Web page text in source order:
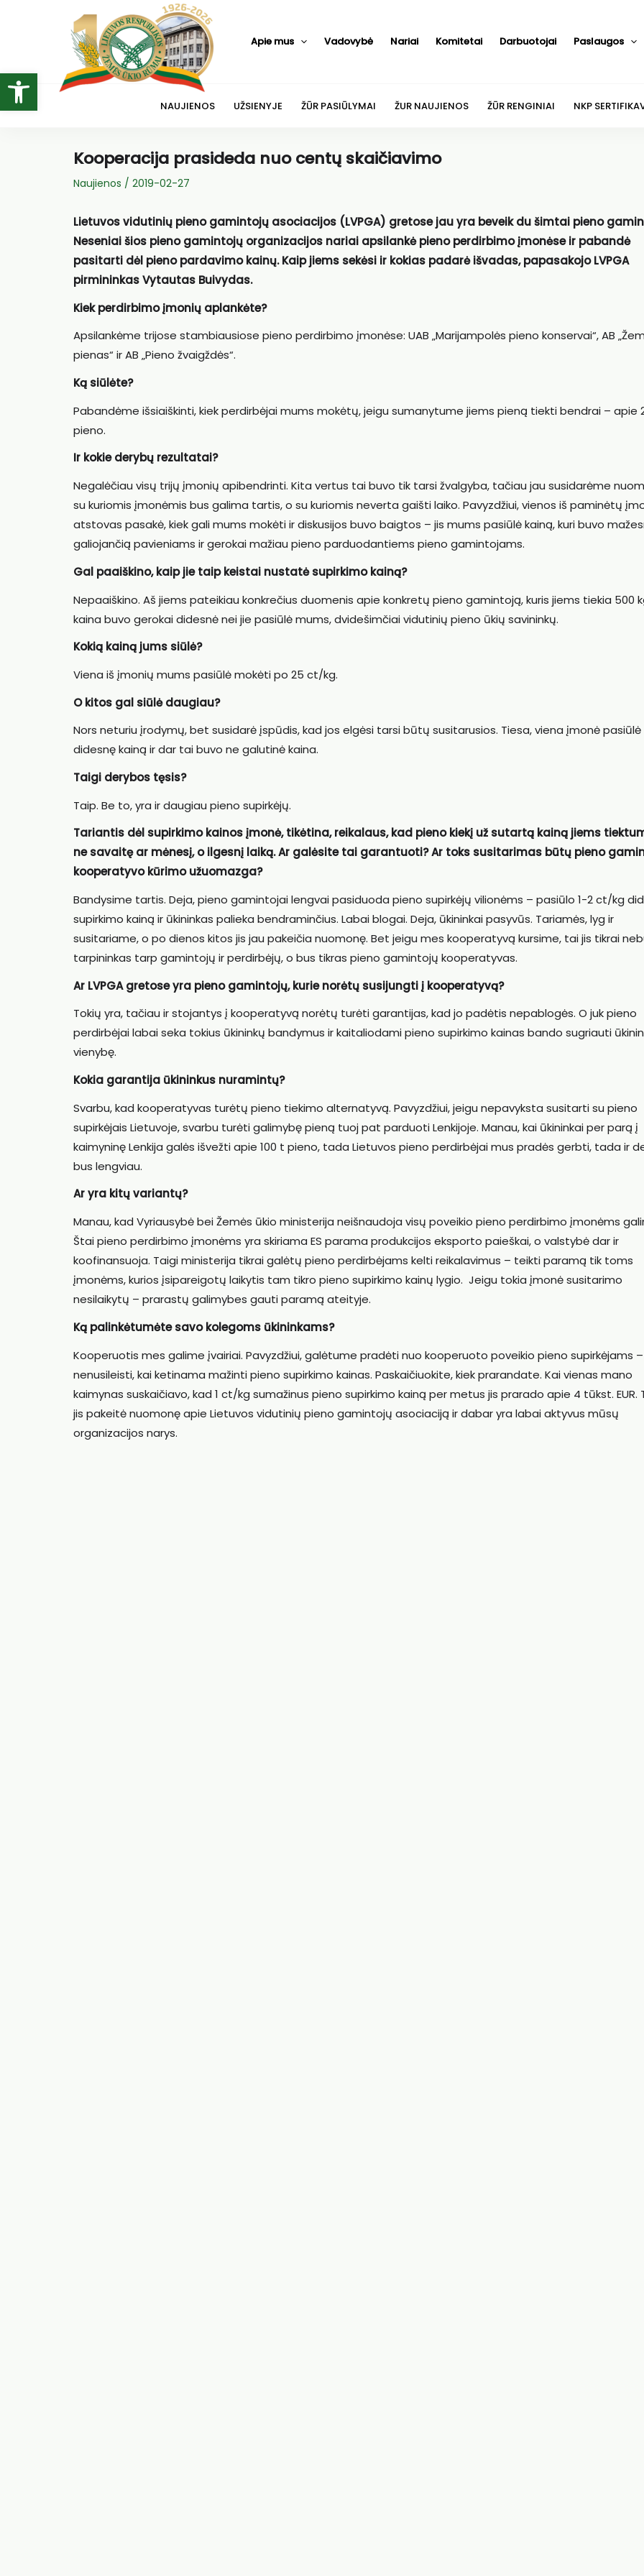
Open toolbar
Apie mus Vadovybė Nariai Komitetai Darbuotojai Paslaugos
NAUJIENOS UŽSIENYJE ŽŪR PASIŪLYMAI ŽUR NAUJIENOS ŽŪR RENGINIAI NKP
Kooperacija prasideda nuo centų skaičiavimo
Naujienos / 2019-02-27
Lietuvos vidutinių pieno gamintojų asociacijos (LVPGA) gretose jau yra beveik du šimtai pieno
Neseniai šios pieno gamintojų organizacijos nariai apsilankė pieno perdirbimo įmonėse ir pabandė
pasitarti dėl pieno pardavimo kainų. Kaip jiems sekėsi ir kokias padarė išvadas, papasakojo LVPGA
pirmininkas Vytautas Buivydas.
Kiek perdirbimo įmonių aplankėte?
Apsilankėme trijose stambiausiose pieno perdirbimo įmonėse: UAB „Marijampolės pieno konservai“, AB
pienas“ ir AB „Pieno žvaigždės“.
Ką siūlėte?
Pabandėme išsiaiškinti, kiek perdirbėjai mums mokėtų, jeigu sumanytume jiems pieną tiekti bendrai – apie
pieno.
Ir kokie derybų rezultatai?
Negalėčiau visų trijų įmonių apibendrinti. Kita vertus tai buvo tik tarsi žvalgyba, tačiau jau susidarėme
su kuriomis įmonėmis bus galima tartis, o su kuriomis neverta gaišti laiko. Pavyzdžiui, vienos iš paminėtų
atstovas pasakė, kiek gali mums mokėti ir diskusijos buvo baigtos – jis mums pasiūlė kainą, kuri buvo
galiojančią pavieniams ir gerokai mažiau pieno parduodantiems pieno gamintojams.
Gal paaiškino, kaip jie taip keistai nustatė supirkimo kainą?
Nepaaiškino. Aš jiems pateikiau konkrečius duomenis apie konkretų pieno gamintoją, kuris jiems tiekia 500
kaina buvo gerokai didesnė nei jie pasiūlė mums, dvidešimčiai vidutinių pieno ūkių savininkų.
Kokią kainą jums siūlė?
Viena iš įmonių mums pasiūlė mokėti po 25 ct/kg.
O kitos gal siūlė daugiau?
Nors neturiu įrodymų, bet susidarė įspūdis, kad jos elgėsi tarsi būtų susitarusios. Tiesa, viena įmonė pasiūlė
didesnę kainą ir dar tai buvo ne galutinė kaina.
Taigi derybos tęsis?
Taip. Be to, yra ir daugiau pieno supirkėjų.
Tariantis dėl supirkimo kainos įmonė, tikėtina, reikalaus, kad pieno kiekį už sutartą kainą jiems
ne savaitę ar mėnesį, o ilgesnį laiką. Ar galėsite tai garantuoti? Ar toks susitarimas būtų pieno
kooperatyvo kūrimo užuomazga?
Bandysime tartis. Deja, pieno gamintojai lengvai pasiduoda pieno supirkėjų vilionėms – pasiūlo 1-2 ct/kg
supirkimo kainą ir ūkininkas palieka bendraminčius. Labai blogai. Deja, ūkininkai pasyvūs. Tariamės, lyg ir
susitariame, o po dienos kitos jis jau pakeičia nuomonę. Bet jeigu mes kooperatyvą kursime, tai jis tikrai
tarpininkas tarp gamintojų ir perdirbėjų, o bus tikras pieno gamintojų kooperatyvas.
Ar LVPGA gretose yra pieno gamintojų, kurie norėtų susijungti į kooperatyvą?
Tokių yra, tačiau ir stojantys į kooperatyvą norėtų turėti garantijas, kad jo padėtis nepablogės. O juk pieno
perdirbėjai labai seka tokius ūkininkų bandymus ir kaitaliodami pieno supirkimo kainas bando sugriauti
vienybę.
Kokia garantija ūkininkus nuramintų?
Svarbu, kad kooperatyvas turėtų pieno tiekimo alternatyvą. Pavyzdžiui, jeigu nepavyksta susitarti su pieno
supirkėjais Lietuvoje, svarbu turėti galimybę pieną tuoj pat parduoti Lenkijoje. Manau, kai ūkininkai per parą į
kaimyninę Lenkija galės išvežti apie 100 t pieno, tada Lietuvos pieno perdirbėjai mus pradės gerbti, tada ir
bus lengviau.
Ar yra kitų variantų?
Manau, kad Vyriausybė bei Žemės ūkio ministerija neišnaudoja visų poveikio pieno perdirbimo įmonėms
Štai pieno perdirbimo įmonėms yra skiriama ES parama produkcijos eksporto paieškai, o valstybė dar ir
koofinansuoja. Taigi ministerija tikrai galėtų pieno perdirbėjams kelti reikalavimus – teikti paramą tik toms
įmonėms, kurios įsipareigotų laikytis tam tikro pieno supirkimo kainų lygio. Jeigu tokia įmonė susitarimo
nesilaikytų – prarastų galimybes gauti paramą ateityje.
Ką palinkėtumėte savo kolegoms ūkininkams?
Kooperuotis mes galime įvairiai. Pavyzdžiui, galėtume pradėti nuo kooperuoto poveikio pieno supirkėjams –
nenusileisti, kai ketinama mažinti pieno supirkimo kainas. Paskaičiuokite, kiek prarandate. Kai vienas mano
kaimynas suskaičiavo, kad 1 ct/kg sumažinus pieno supirkimo kainą per metus jis prarado apie 4 tūkst. EUR.
jis pakeitė nuomonę apie Lietuvos vidutinių pieno gamintojų asociaciją ir dabar yra labai aktyvus mūsų
organizacijos narys.